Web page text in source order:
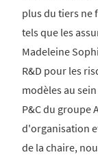
plus du tiers ne
tels que les
Madeleine
R&D pour les
modèles au
P&C du groupe
d'organisation
de la chaire,